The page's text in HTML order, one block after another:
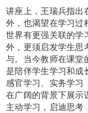
讲座上，王瑞兵指出
外，也渴望在学习过
世界有更强关联的学
外，更须启发学生思
与。当今教师在课堂
是陪伴学生学习和成
感官学习、实务学习
在广阔的背景下展示
主动学习，启迪思考